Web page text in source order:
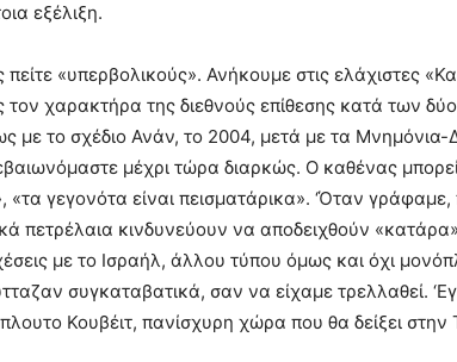
εξέλιξη.
«υπερβολικούς». Ανήκουμε στις ελάχιστες
τον χαρακτήρα της διεθνούς επίθεσης κατά των
με το σχέδιο Ανάν, το 2004, μετά με τα Μνημόνια-
μέχρι τώρα διαρκώς. Ο καθένας μπορεί
γεγονότα είναι πεισματάρικα». ‘Όταν
πετρέλαια κινδυνεύουν να αποδειχθούν
με το Ισραήλ, άλλου τύπου όμως και όχι
συγκαταβατικά, σαν να είχαμε τρελλαθεί.
Κουβέιτ, πανίσχυρη χώρα που θα δείξει στην